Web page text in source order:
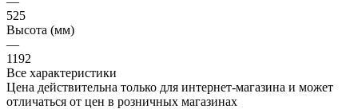
525
Высота (мм)
—
1192
Все характеристики
Цена действительна только для интернет-магазина и может
отличаться от цен в розничных магазинах